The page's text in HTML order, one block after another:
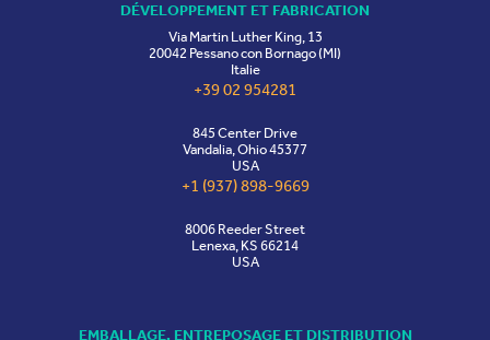
DÉVELOPPEMENT ET FABRICATION
Via Martin Luther King, 13
20042 Pessano con Bornago (MI)
Italie
+39 02 954281
845 Center Drive
Vandalia, Ohio 45377
USA
+1 (937) 898-9669
8006 Reeder Street
Lenexa, KS 66214
USA
EMBALLAGE, ENTREPOSAGE ET DISTRIBUTION